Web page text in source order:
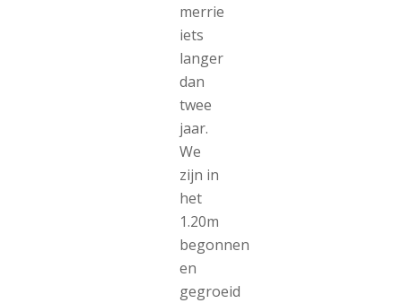
merrie
iets
langer
dan
twee
jaar.
We
zijn in
het
1.20m
begonnen
en
gegroeid